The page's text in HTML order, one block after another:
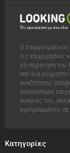
Ο
τις
εξυπηρέτηση του
από ένα
αναζήτησης
πλησιέστερη
ανάγκες του,
εγγεγραμμένης
Κατηγορίες